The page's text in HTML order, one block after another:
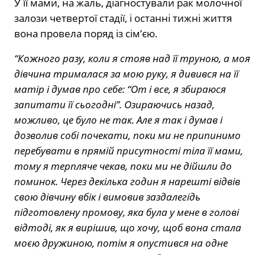
залози четвертої стадії, і останні тижні життя
вона провела поряд із сім’єю.
“Кожного разу, коли я стояв над її труною, а моя
дівчина трималася за мою руку, я дивився на її
матір і думав про себе: “От і все, я збираюся
запитати її сьогодні”. Озираючись назад,
можливо, це було не так. Але я так і думав і
дозволив собі почекати, поки ми не припинимо
перебувати в прямій присутності тіла її мами,
тому я терпляче чекав, поки ми не дійшли до
поминок. Через декілька годин я нарешті відвів
свою дівчину вбік і вимовив заздалегідь
підготовлену промову, яка була у мене в голові
відтоді, як я вирішив, що хочу, щоб вона стала
моєю дружиною, потім я опустився на одне